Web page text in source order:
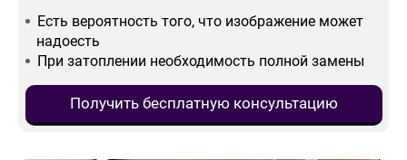
Есть вероятность того, что изображение может
надоесть
При затоплении необходимость полной замены
Получить бесплатную консультацию